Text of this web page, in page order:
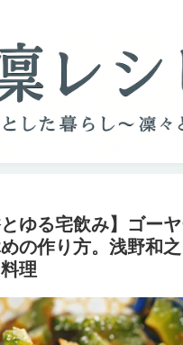
とゆる宅飲み】ゴー
の作り方。浅野和
理